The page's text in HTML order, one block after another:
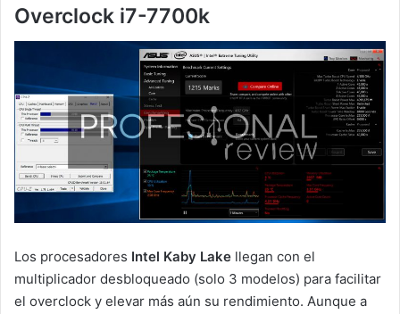
Overclock i7-7700k
Los procesadores Intel Kaby Lake llegan con el
multiplicador desbloqueado (solo 3 modelos) para facilitar
el overclock y elevar más aún su rendimiento. Aunque a